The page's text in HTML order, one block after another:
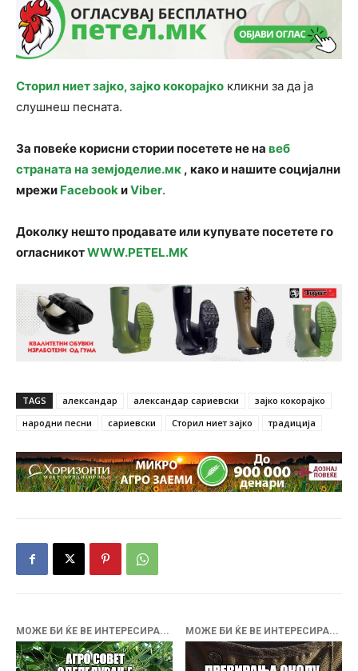
Сторил ниет зајко, зајко кокорајко кликни за да ја
слушнеш песната.
За повеќе корисни стории посетете не на веб
страната на земјоделие.мк , како и нашите социјални
мрежи FacebookиViber.
Доколку нешто продавате или купувате посетете го
огласникотWWW.PETEL.MK
TAGS александар александар сариевски
зајко кокорајко
народни песни
сариевски Сторил ниет зајко традиција
МОЖЕ БИ ЌЕ ВЕ ИНТЕРЕСИРА... МОЖЕ БИ ЌЕ ВЕ ИНТЕРЕСИРА...